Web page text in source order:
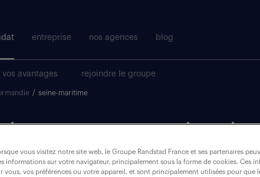
entreprise nos agences blog
vos avantages rejoindre le groupe
/ seine-maritime
pour votre recherche.
où ?
vous visitez notre site web, le Groupe Randstad France et ses partenaires
informations sur votre navigateur, principalement sous la forme de cookies. Ces
vous, vos préférences ou votre appareil, et sont principalement utilisées pour que